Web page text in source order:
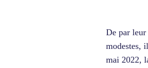
De par
modestes,
mai 2022,